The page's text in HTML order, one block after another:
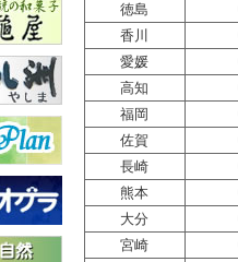
徳島
香川
愛媛
高知
福岡
佐賀
長崎
熊本
大分
宮崎